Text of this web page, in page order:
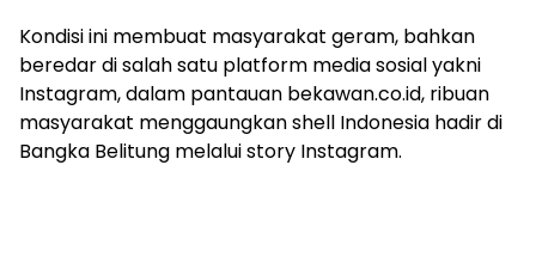
‎Kondisi ini membuat masyarakat geram, bahkan
beredar di salah satu platform media sosial yakni
Instagram, dalam pantauan bekawan.co.id, ribuan
masyarakat menggaungkan shell Indonesia hadir di
Bangka Belitung melalui story Instagram.